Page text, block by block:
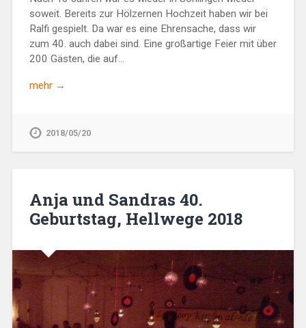
soweit. Bereits zur Hölzernen Hochzeit haben wir bei
Ralfi gespielt. Da war es eine Ehrensache, dass wir
zum 40. auch dabei sind. Eine großartige Feier mit über
200 Gästen, die auf…
mehr →
2018/05/20
Anja und Sandras 40.
Geburtstag, Hellwege 2018